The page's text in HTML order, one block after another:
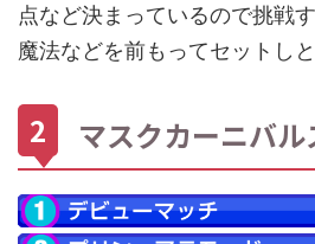
点など決まっているので挑戦
魔法などを前もってセットし
マスクカーニバ